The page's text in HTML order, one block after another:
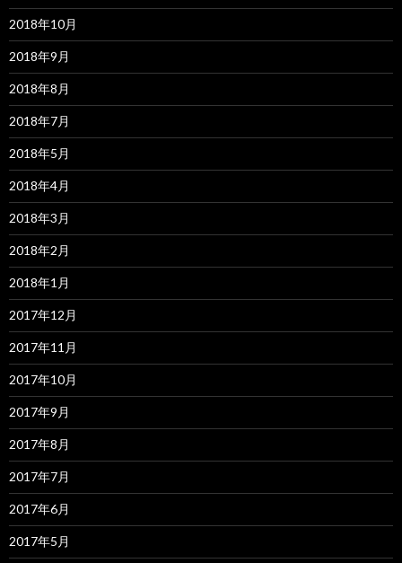
2018年10月
2018年9月
2018年8月
2018年7月
2018年5月
2018年4月
2018年3月
2018年2月
2018年1月
2017年12月
2017年11月
2017年10月
2017年9月
2017年8月
2017年7月
2017年6月
2017年5月